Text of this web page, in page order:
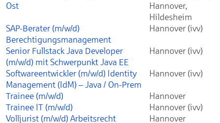
Ost
Hannover,
Hildesheim
SAP-Berater (m/w/d)
Berechtigungsmanagement
Hannover (ivv)
Senior Fullstack Java Developer
(m/w/d) mit Schwerpunkt Java EE
Hannover (ivv)
Softwareentwickler (m/w/d) Identity
Management (IdM) – Java / On-Prem
Hannover (ivv)
Trainee (m/w/d)
Hannover
Trainee IT (m/w/d)
Hannover (ivv)
Volljurist (m/w/d) Arbeitsrecht
Hannover